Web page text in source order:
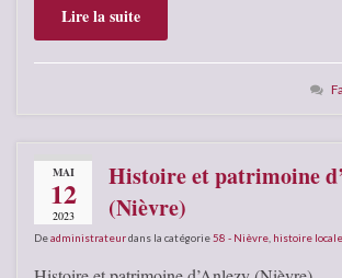
Lire la suite
MAI
12
2023
Histoire et patrimoine
(Nièvre)
Deadministrateurdans la catégorie 58 - Nièvre histoire locale